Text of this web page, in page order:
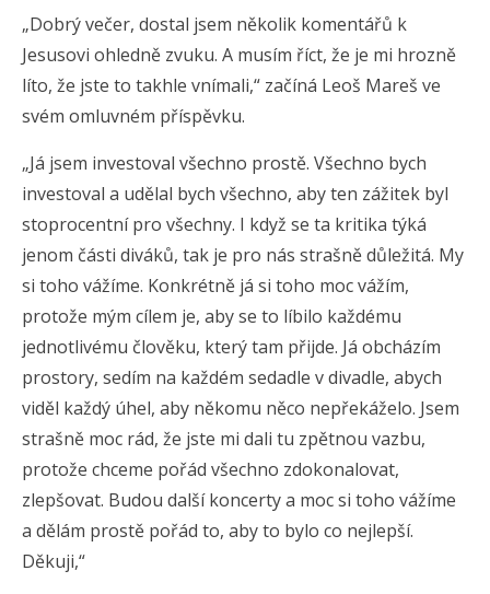
„Dobrý večer, dostal jsem několik komentářů k
Jesusovi ohledně zvuku. A musím říct, že je mi hrozně
líto, že jste to takhle vnímali,“ začíná Leoš Mareš ve
svém omluvném příspěvku.
„Já jsem investoval všechno prostě. Všechno bych
investoval a udělal bych všechno, aby ten zážitek byl
stoprocentní pro všechny. I když se ta kritika týká
jenom části diváků, tak je pro nás strašně důležitá. My
si toho vážíme. Konkrétně já si toho moc vážím,
protože mým cílem je, aby se to líbilo každému
jednotlivému člověku, který tam přijde. Já obcházím
prostory, sedím na každém sedadle v divadle, abych
viděl každý úhel, aby někomu něco nepřekáželo. Jsem
strašně moc rád, že jste mi dali tu zpětnou vazbu,
protože chceme pořád všechno zdokonalovat,
zlepšovat. Budou další koncerty a moc si toho vážíme
a dělám prostě pořád to, aby to bylo co nejlepší.
Děkuji,“